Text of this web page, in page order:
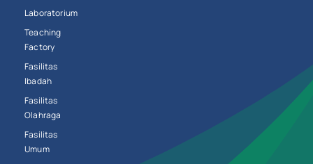
Laboratorium
Teaching
Factory
Fasilitas
Ibadah
Fasilitas
Olahraga
Fasilitas
Umum